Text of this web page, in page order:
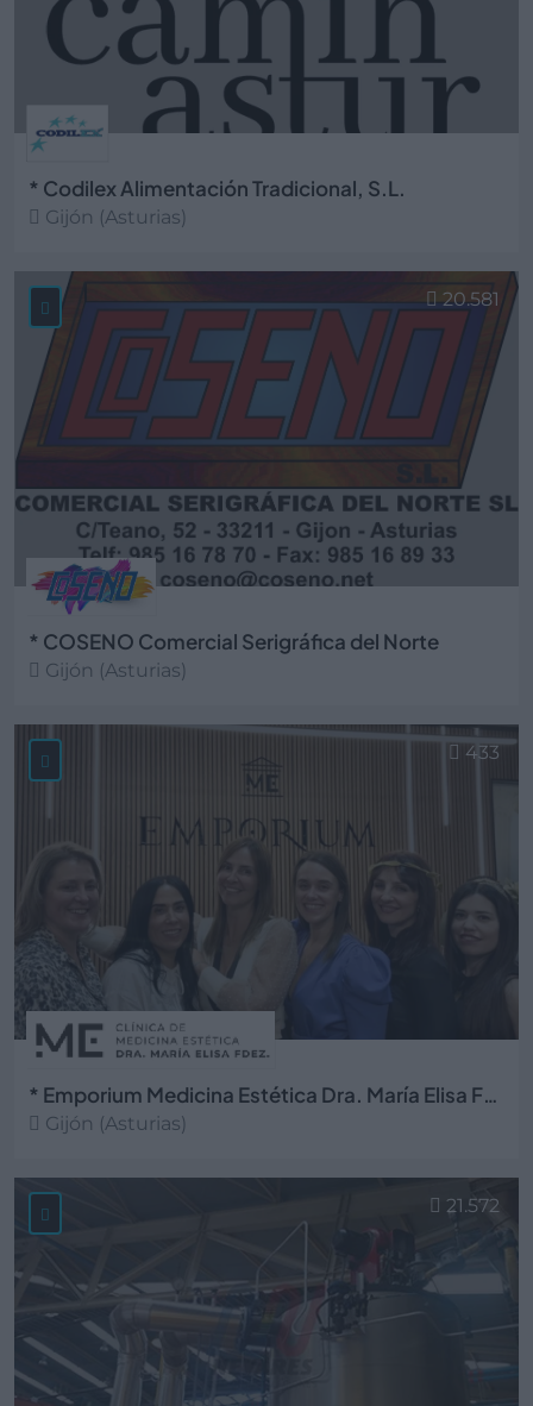
* Codilex Alimentación Tradicional, S.L.
Gijón (Asturias)
Ver más
* COSENO Comercial Serigráfica del Norte
Gijón (Asturias)
Ver más
20.581
* Emporium Medicina Estética Dra. María Elisa Fernández
Gijón (Asturias)
Ver más
433
21.572